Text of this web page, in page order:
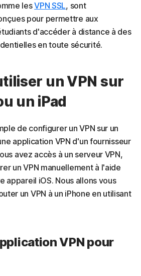
lesVPN SSL, sont
pour permettre aux
d'accéder à distance à des
en toute sécurité.
un VPN sur
un iPad
de configurer un VPN sur un
application VPN d'un fournisseur
avez accès à un serveur VPN,
un VPN manuellement à l'aide
appareil iOS. Nous allons vous
un VPN à un iPhone en utilisant
VPN pour